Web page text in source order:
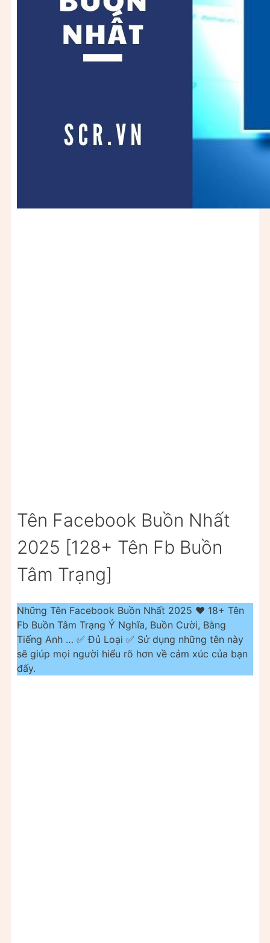
Tên Facebook Buồn Nhất
2025 [128+ Tên Fb Buồn
Tâm Trạng]
Những Tên Facebook Buồn Nhất 2025 ❤️ 18+ Tên
Fb Buồn Tâm Trạng Ý Nghĩa, Buồn Cười, Bằng
Tiếng Anh … ✅ Đủ Loại ✅ Sử dụng những tên này
sẽ giúp mọi người hiểu rõ hơn về cảm xúc của bạn
đấy.